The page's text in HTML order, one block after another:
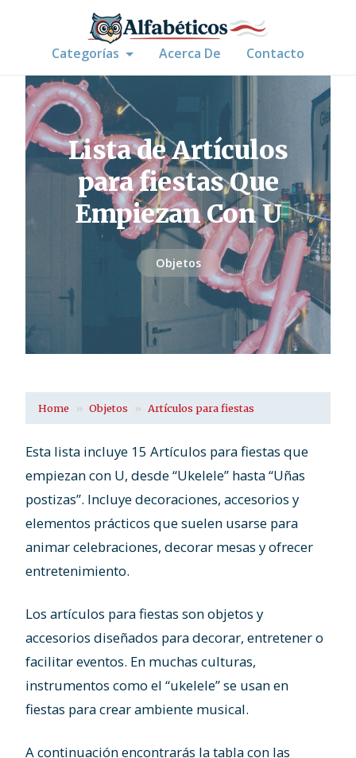
Categorías Acerca De Contacto
Lista de Artículos
para fiestas Que
Empiezan Con U
Objetos
Home Objetos Artículos para fiestas
Esta lista incluye 15 Artículos para fiestas que
empiezan con U, desde “Ukelele” hasta “Uñas
postizas”. Incluye decoraciones, accesorios y
elementos prácticos que suelen usarse para
animar celebraciones, decorar mesas y ofrecer
entretenimiento.
Los artículos para fiestas son objetos y
accesorios diseñados para decorar, entretener o
facilitar eventos. En muchas culturas,
instrumentos como el “ukelele” se usan en
fiestas para crear ambiente musical.
A continuación encontrarás la tabla con las